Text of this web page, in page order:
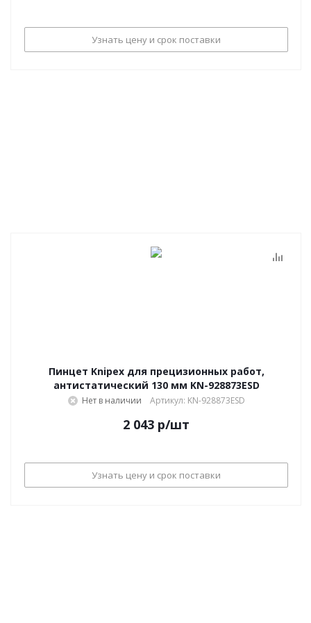
Узнать цену и срок поставки
Пинцет Knipex для прецизионных работ,
антистатический 130 мм KN-928873ESD
Нет в наличии Артикул: KN-928873ESD
2 043 р/шт
Узнать цену и срок поставки